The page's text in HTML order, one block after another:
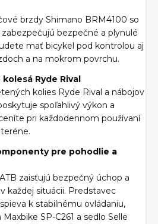
brzdy Shimano BRM4100 so
bezpečné a plynulé
mať bicykel pod kontrolou aj
a na mokrom povrchu.
Ryde Rival
kolies Ryde Rival a nábojov
spoľahlivý výkon a
pri každodennom používaní
pre pohodlie a
zaisťujú bezpečný úchop a
každej situácii. Predstavec
k stabilnému ovládaniu,
SP-C261 a sedlo Selle